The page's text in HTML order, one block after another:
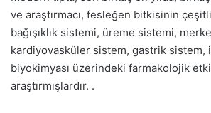
ve araştırmacı, fesleğen bitkisinin
bağışıklık sistemi, üreme sistemi,
kardiyovasküler sistem, gastrik sistem,
biyokimyası üzerindeki farmakolojik
araştırmışlardır. .